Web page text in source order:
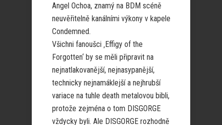
Angel Ochoa, znamý na BDM scéně
neuvěřitelně kanálními výkony v kapele
Condemned.
Všichni fanoušci ‚Effigy of the
Forgotten‘ by se měli připravit na
nejnatlakovanější, nejnasypanější,
technicky nejnamáklejší a nejhrubší
variace na tuhle death metalovou bibli,
protože zejména o tom DISGORGE
vždycky byli. Ale DISGORGE rozhodně